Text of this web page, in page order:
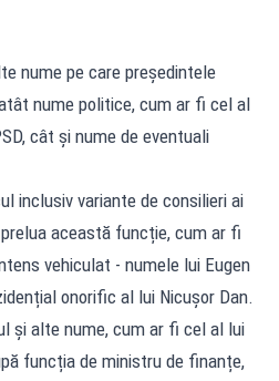
nume pe care președintele
nume politice, cum ar fi cel al
cât și nume de eventuali
inclusiv variante de consilieri ai
această funcție, cum ar fi
vehiculat - numele lui Eugen
onorific al lui Nicușor Dan.
și alte nume, cum ar fi cel al lui
funcția de ministru de finanțe,